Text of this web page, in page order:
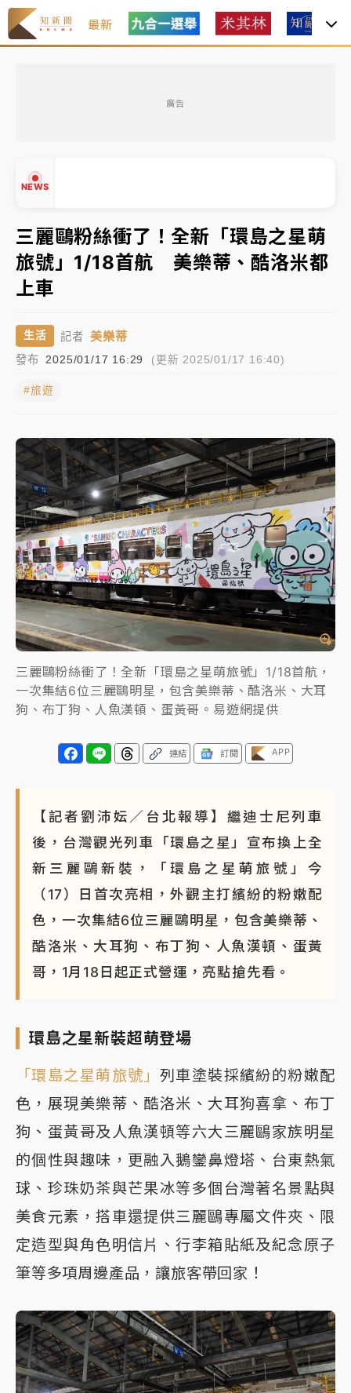
最新
廣告
NEWS
中信慈善基金會想增加董事人數！辜仲諒向法院聲請遭
駁 理由曝光
故宮《龍藏經》特展第2檔！今線上預約開賣一度塞車
周六起展出延長至晚上7時
台東農業處長涉圖利渡假村！東檢抗告成功 今重開羈
押庭
父親節泡湯了！中颱白海豚雨彈轟3天 「紅到發紫」降
雨熱區曝
女律師陳昱瑄詐慈濟10億！黃金158kg遭查扣畫面曝光
旅局回應了
中信慈善基金會想增加董事人數！辜仲諒向法院聲請遭
駁 理由曝光
故宮《龍藏經》特展第2檔！今線上預約開賣一度塞車
周六起展出延長至晚上7時
台東農業處長涉圖利渡假村！東檢抗告成功 今重開羈
押庭
父親節泡湯了！中颱白海豚雨彈轟3天 「紅到發紫」降
雨熱區曝
▼
三麗鷗粉絲衝了！全新「環島之星萌
旅號」1/18首航 美樂蒂、酷洛米都
上車
生活 記者 美樂蒂
發布 2025/01/17 16:29 (更新 2025/01/17 16:40)
#旅遊
三麗鷗粉絲衝了！全新「環島之星萌旅號」1/18首航，
一次集結6位三麗鷗明星，包含美樂蒂、酷洛米、大耳
狗、布丁狗、人魚漢頓、蛋黃哥。易遊網提供
連結 訂閱 APP
【記者劉沛妘／台北報導】繼迪士尼列車
後，台灣觀光列車「環島之星」宣布換上全
新三麗鷗新裝，「環島之星萌旅號」今
（17）日首次亮相，外觀主打繽紛的粉嫩配
色，一次集結6位三麗鷗明星，包含美樂蒂、
酷洛米、大耳狗、布丁狗、人魚漢頓、蛋黃
哥，1月18日起正式營運，亮點搶先看。
環島之星新裝超萌登場
「環島之星萌旅號」 列車塗裝採繽紛的粉嫩配
色，展現美樂蒂、酷洛米、大耳狗喜拿、布丁
狗、蛋黃哥及人魚漢頓等六大三麗鷗家族明星
的個性與趣味，更融入鵝鑾鼻燈塔、台東熱氣
球、珍珠奶茶與芒果冰等多個台灣著名景點與
美食元素，搭車還提供三麗鷗專屬文件夾、限
定造型與角色明信片、行李箱貼紙及紀念原子
筆等多項周邊產品，讓旅客帶回家！